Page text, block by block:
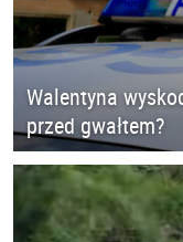
Walentyna
przed gwałtem?